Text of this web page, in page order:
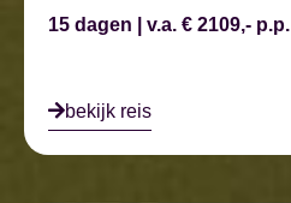
15 dagen | v.a. € 2109,- p.p.
bekijk reis